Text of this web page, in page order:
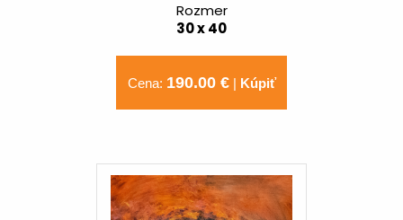
Rozmer
30 x 40
Cena: 190.00 €| Kúpiť